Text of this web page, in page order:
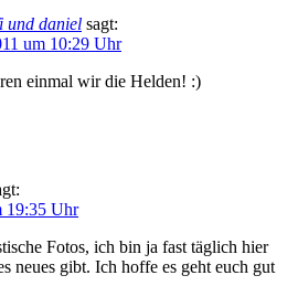
und daniel sagt:
um 10:29 Uhr
einmal wir die Helden! :)
19:35 Uhr
Fotos, ich bin ja fast täglich hier
neues gibt. Ich hoffe es geht euch gut